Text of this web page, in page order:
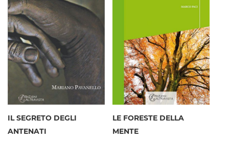
IL SEGRETO DEGLI
ANTENATI
LE FORESTE DELLA
MENTE